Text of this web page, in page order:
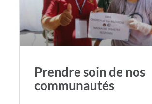
Prendre soin de nos
communautés